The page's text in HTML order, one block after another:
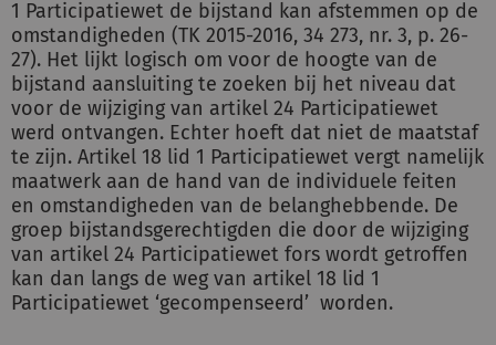
1 Participatiewet de bijstand kan afstemmen op de
omstandigheden (TK 2015-2016, 34 273, nr. 3, p. 26-
27). Het lijkt logisch om voor de hoogte van de
bijstand aansluiting te zoeken bij het niveau dat
voor de wijziging van artikel 24 Participatiewet
werd ontvangen. Echter hoeft dat niet de maatstaf
te zijn. Artikel 18 lid 1 Participatiewet vergt namelijk
maatwerk aan de hand van de individuele feiten
en omstandigheden van de belanghebbende. De
groep bijstandsgerechtigden die door de wijziging
van artikel 24 Participatiewet fors wordt getroffen
kan dan langs de weg van artikel 18 lid 1
Participatiewet ‘gecompenseerd’ worden.